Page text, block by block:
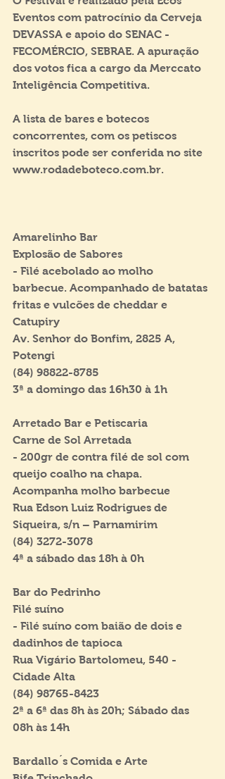
Eventos com patrocínio da Cerveja
DEVASSA e apoio do SENAC -
FECOMÉRCIO, SEBRAE. A apuração
dos votos fica a cargo da Merccato
Inteligência Competitiva.
A lista de bares e botecos
concorrentes, com os petiscos
inscritos pode ser conferida no site
www.rodadeboteco.com.br.
Amarelinho Bar
Explosão de Sabores
- Filé acebolado ao molho
barbecue. Acompanhado de batatas
fritas e vulcões de cheddar e
Catupiry
Av. Senhor do Bonfim, 2825 A,
Potengi
(84) 98822-8785
3ª a domingo das 16h30 à 1h
Arretado Bar e Petiscaria
Carne de Sol Arretada
- 200gr de contra filé de sol com
queijo coalho na chapa.
Acompanha molho barbecue
Rua Edson Luiz Rodrigues de
Siqueira, s/n – Parnamirim
(84) 3272-3078
4ª a sábado das 18h à 0h
Bar do Pedrinho
Filé suíno
- Filé suíno com baião de dois e
dadinhos de tapioca
Rua Vigário Bartolomeu, 540 -
Cidade Alta
(84) 98765-8423
2ª a 6ª das 8h às 20h; Sábado das
08h às 14h
Bardallo´s Comida e Arte